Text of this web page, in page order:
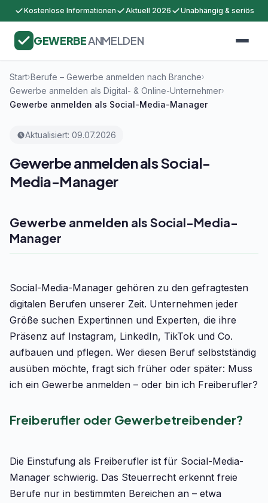
Kostenlose Informationen Aktuell 2026 Unabhängig & seriös
GEWERBEANMELDEN
Start›Berufe – Gewerbe anmelden nach Branche›
Gewerbe anmelden als Digital- & Online-Unternehmer›
Gewerbe anmelden als Social-Media-Manager
Aktualisiert: 09.07.2026
Gewerbe anmelden als Social-
Media-Manager
Gewerbe anmelden als Social-Media-
Manager
Social-Media-Manager gehören zu den gefragtesten
digitalen Berufen unserer Zeit. Unternehmen jeder
Größe suchen Expertinnen und Experten, die ihre
Präsenz auf Instagram, LinkedIn, TikTok und Co.
aufbauen und pflegen. Wer diesen Beruf selbstständig
ausüben möchte, fragt sich früher oder später: Muss
ich ein Gewerbe anmelden – oder bin ich Freiberufler?
Freiberufler oder Gewerbetreibender?
Die Einstufung als Freiberufler ist für Social-Media-
Manager schwierig. Das Steuerrecht erkennt freie
Berufe nur in bestimmten Bereichen an – etwa